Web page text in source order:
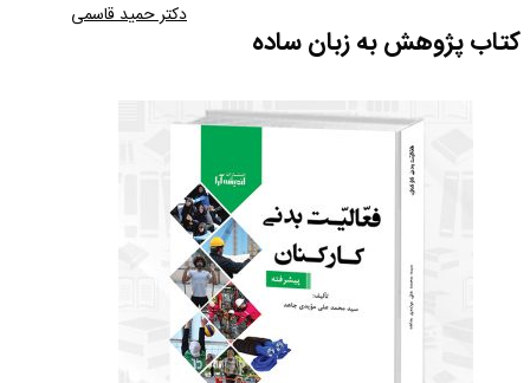
کتاب پژوهش به زبان ساده
دکتر حمید قاسمی